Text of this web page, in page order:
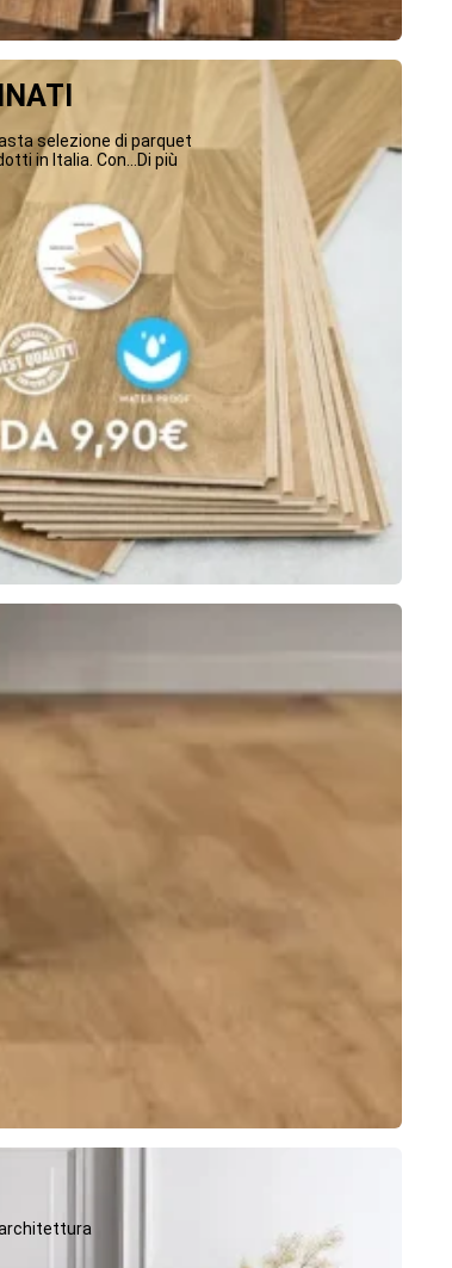
selezione di parquet
in Italia. Con...Di più